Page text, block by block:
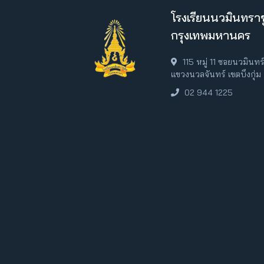
โรงเรียนนวมินทร
กรุงเทพมหานคร
115 หมู่ 11 ซอยนวมิน
แขวงนวลจันทร์ เขตบึงกุ่
02 944 1225